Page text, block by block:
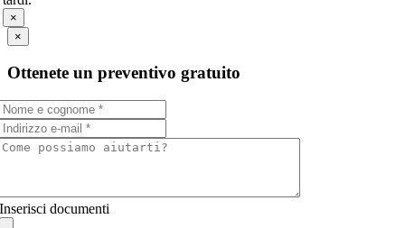
×
×
Ottenete un preventivo gratuito
Inserisci documenti